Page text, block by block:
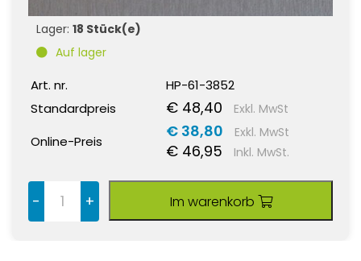
Lager: 18 Stück(e)
Auf lager
Art. nr.
HP-61-3852
Standardpreis
€ 48,40 Exkl. MwSt
Online-Preis
€ 38,80 Exkl. MwSt
€ 46,95 Inkl. MwSt.
- + Im warenkorb